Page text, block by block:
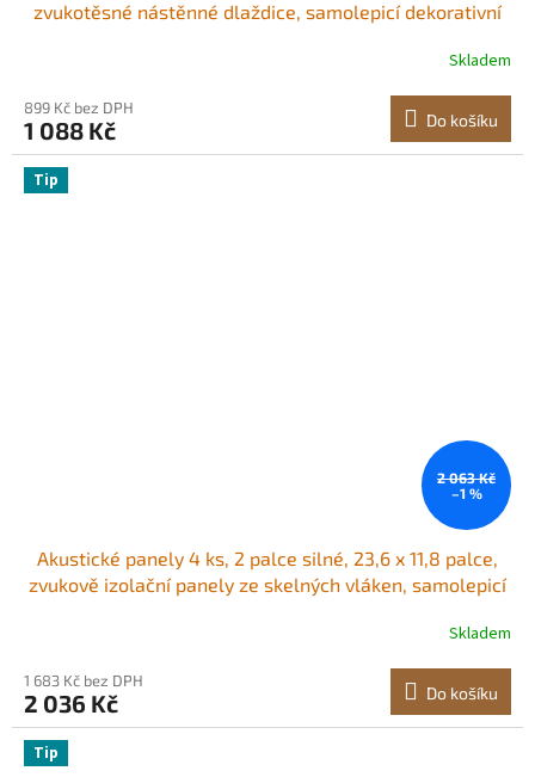
zvukotěsné nástěnné dlaždice, samolepicí dekorativní
Skladem
899 Kč bez DPH
1 088 Kč Do košíku
Tip
2 063 Kč
–1 %
Akustické panely 4 ks, 2 palce silné, 23,6 x 11,8 palce,
zvukově izolační panely ze skelných vláken, samolepicí
Skladem
1 683 Kč bez DPH
2 036 Kč Do košíku
Tip